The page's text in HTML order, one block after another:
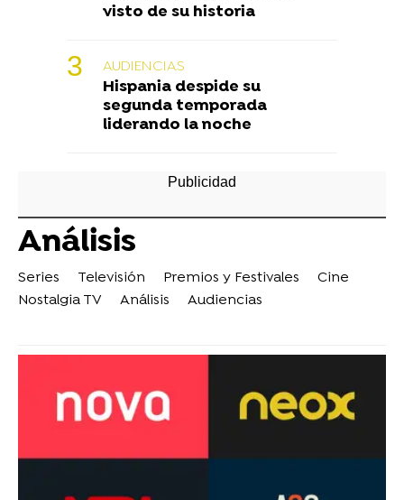
visto de su historia
AUDIENCIAS
Hispania despide su
segunda temporada
liderando la noche
Análisis
Series Televisión Premios y Festivales
Cine
Nostalgia TV
Análisis Audiencias